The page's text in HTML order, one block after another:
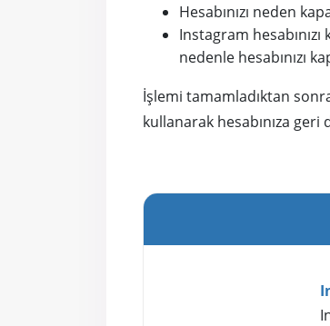
Hesabınızı neden
Instagram
nedenle hesabınızı
İşlemi tamamladıktan
kullanarak hesabınıza geri